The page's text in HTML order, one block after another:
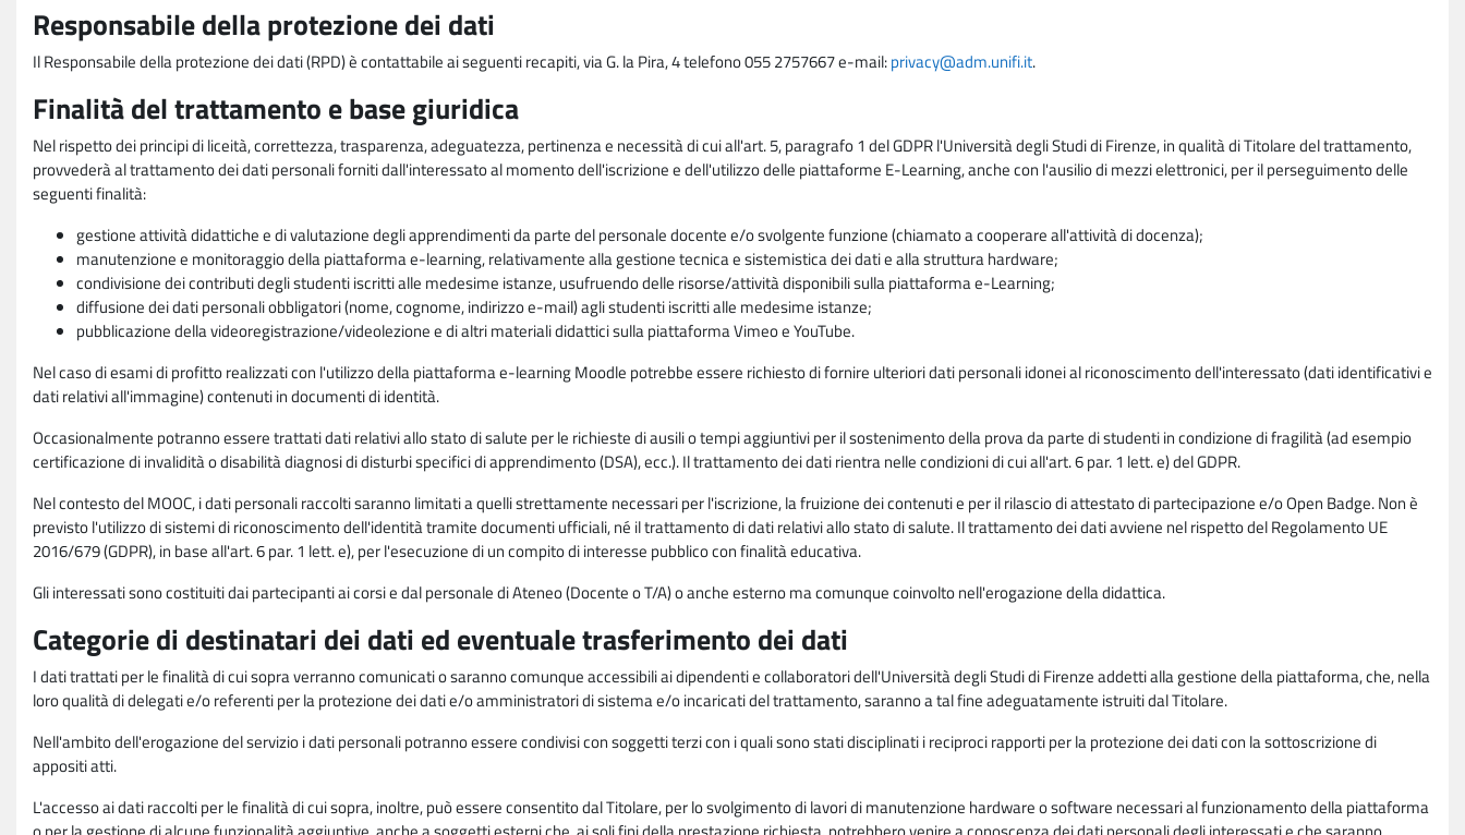
Responsabile della protezione dei dati
Il Responsabile della protezione dei dati (RPD) è contattabile ai seguenti recapiti, via G. la Pira, 4 telefono 055 2757667 e-mail:privacy@adm.unifi.it.
Finalità del trattamento e base giuridica
Nel rispetto dei principi di liceità, correttezza, trasparenza, adeguatezza, pertinenza e necessità di cui all'art. 5, paragrafo 1 del GDPR l'Università degli Studi di Firenze, in qualità di Titolare del trattamento,
provvederà al trattamento dei dati personali forniti dall'interessato al momento dell'iscrizione e dell'utilizzo delle piattaforme E-Learning, anche con l'ausilio di mezzi elettronici, per il perseguimento delle
seguenti finalità:
gestione attività didattiche e di valutazione degli apprendimenti da parte del personale docente e/o svolgente funzione (chiamato a cooperare all'attività di docenza);
manutenzione e monitoraggio della piattaforma e-learning, relativamente alla gestione tecnica e sistemistica dei dati e alla struttura hardware;
condivisione dei contributi degli studenti iscritti alle medesime istanze, usufruendo delle risorse/attività disponibili sulla piattaforma e-Learning;
diffusione dei dati personali obbligatori (nome, cognome, indirizzo e-mail) agli studenti iscritti alle medesime istanze;
pubblicazione della videoregistrazione/videolezione e di altri materiali didattici sulla piattaforma Vimeo e YouTube.
Nel caso di esami di profitto realizzati con l'utilizzo della piattaforma e-learning Moodle potrebbe essere richiesto di fornire ulteriori dati personali idonei al riconoscimento dell'interessato (dati identificativi e
dati relativi all'immagine) contenuti in documenti di identità.
Occasionalmente potranno essere trattati dati relativi allo stato di salute per le richieste di ausili o tempi aggiuntivi per il sostenimento della prova da parte di studenti in condizione di fragilità (ad esempio
certificazione di invalidità o disabilità diagnosi di disturbi specifici di apprendimento (DSA), ecc.). Il trattamento dei dati rientra nelle condizioni di cui all'art. 6 par. 1 lett. e) del GDPR.
Nel contesto del MOOC, i dati personali raccolti saranno limitati a quelli strettamente necessari per l'iscrizione, la fruizione dei contenuti e per il rilascio di attestato di partecipazione e/o Open Badge. Non è
previsto l'utilizzo di sistemi di riconoscimento dell'identità tramite documenti ufficiali, né il trattamento di dati relativi allo stato di salute. Il trattamento dei dati avviene nel rispetto del Regolamento UE
2016/679 (GDPR), in base all'art. 6 par. 1 lett. e), per l'esecuzione di un compito di interesse pubblico con finalità educativa.
Gli interessati sono costituiti dai partecipanti ai corsi e dal personale di Ateneo (Docente o T/A) o anche esterno ma comunque coinvolto nell'erogazione della didattica.
Categorie di destinatari dei dati ed eventuale trasferimento dei dati
I dati trattati per le finalità di cui sopra verranno comunicati o saranno comunque accessibili ai dipendenti e collaboratori dell'Università degli Studi di Firenze addetti alla gestione della piattaforma, che, nella
loro qualità di delegati e/o referenti per la protezione dei dati e/o amministratori di sistema e/o incaricati del trattamento, saranno a tal fine adeguatamente istruiti dal Titolare.
Nell'ambito dell'erogazione del servizio i dati personali potranno essere condivisi con soggetti terzi con i quali sono stati disciplinati i reciproci rapporti per la protezione dei dati con la sottoscrizione di
appositi atti.
L'accesso ai dati raccolti per le finalità di cui sopra, inoltre, può essere consentito dal Titolare, per lo svolgimento di lavori di manutenzione hardware o software necessari al funzionamento della piattaforma